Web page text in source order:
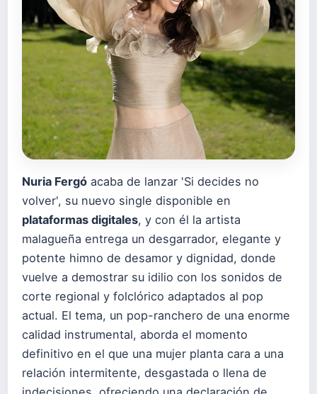
Nuria Fergó acaba de lanzar 'Si decides no
volver', su nuevo single disponible en
plataformas digitales, y con él la artista
malagueña entrega un desgarrador, elegante y
potente himno de desamor y dignidad, donde
vuelve a demostrar su idilio con los sonidos de
corte regional y folclórico adaptados al pop
actual. El tema, un pop-ranchero de una enorme
calidad instrumental, aborda el momento
definitivo en el que una mujer planta cara a una
relación intermitente, desgastada o llena de